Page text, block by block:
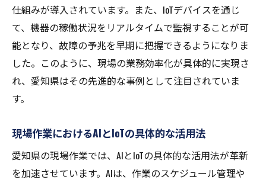
仕組みが導入されています。また、IoTデバイスを通じ
て、機器の稼働状況をリアルタイムで監視することが可
能となり、故障の予兆を早期に把握できるようになりま
した。このように、現場の業務効率化が具体的に実現さ
れ、愛知県はその先進的な事例として注目されていま
す。
現場作業におけるAIとIoTの具体的な活用法
愛知県の現場作業では、AIとIoTの具体的な活用法が革新
を加速させています。AIは、作業のスケジュール管理や